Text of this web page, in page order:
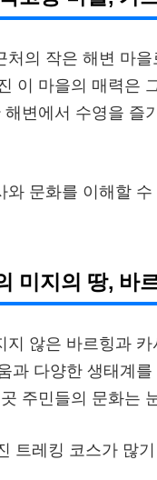
의 작은 해변 마
이 마을의 매력은
변에서 수영을 즐
와 문화를 이해할
미지의 땅, 바
않은 바르힝과
과 다양한 생태계
주민들의 문화는
트레킹 코스가 많